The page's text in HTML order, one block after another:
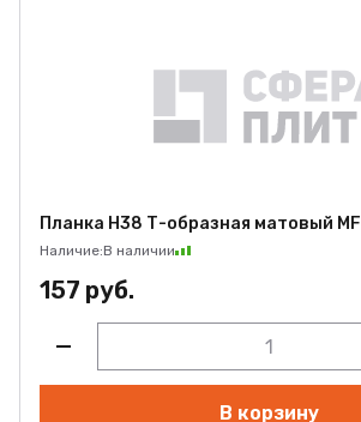
Планка Н38 Т-образная матовый MF
Наличие:В наличии
157 руб.
В корзину